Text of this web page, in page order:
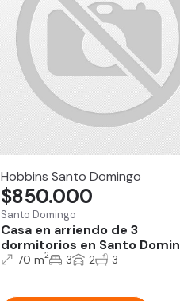
Hobbins Santo Domingo
Santo Domingo
Casa en arriendo de 3
dormitorios en Santo
$850.000
70 m2 3 2 3